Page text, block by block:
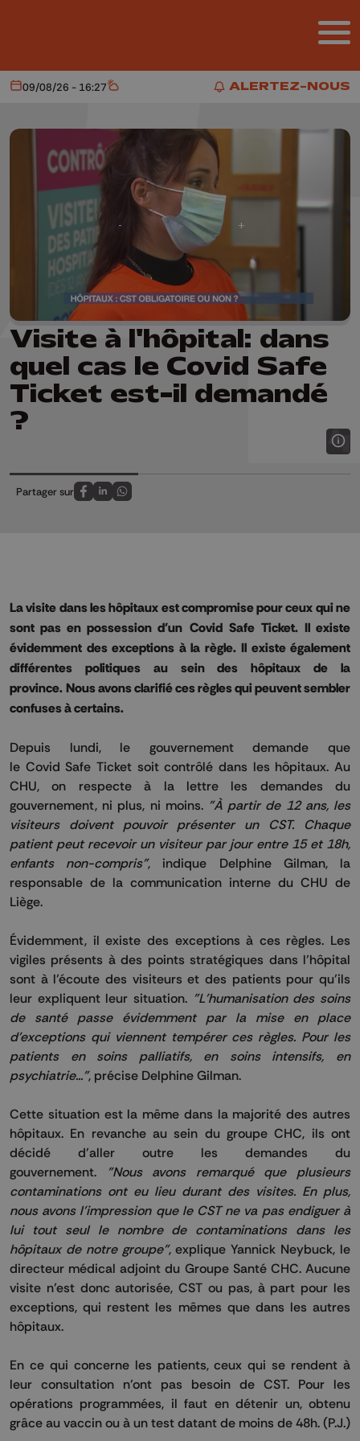
ALERTEZ-NOUS
ALERTEZ-NOUS
Aujourd'hui
09/08/26 - 16:27 Météo
Visite à l'hôpital: dans
quel cas le Covid Safe
Ticket est-il demandé
?
Partager sur
Partagez sur FaceBook
Partagez sur LinkedIn
Partagez sur Whatsapp
La visite dans les hôpitaux est compromise pour ceux qui ne
sont pas en possession d'un Covid SafeTicket.Il existe
évidemment des exceptions à la règle.Il existe également
différentes politiques au sein des hôpitaux de la
province.Nous avons clarifié ces règles qui peuvent sembler
confuses à certains.
Depuis lundi, le gouvernement demande que
le Covid Safe Ticket soit contrôlé dans les hôpitaux. Au
CHU, on respecte à la lettre les demandes du
gouvernement, ni plus, ni moins. "À partir de 12 ans, les
visiteurs doivent pouvoir présenter un CST.Chaque
patient peut recevoir un visiteur par jour entre 15 et 18h,
enfants non-compris", indique Delphine Gilman, la
responsable de la communication interne du CHU de
Liège.
Évidemment, il existe des exceptions à ces règles. Les
vigiles présents à des points stratégiques dans l’hôpital
sont à l’écoute des visiteurs et des patients pour qu’ils
leur expliquent leur situation. "L'humanisation des soins
de santé passe évidemment par la mise en place
d'exceptions qui viennent tempérer ces règles. Pour les
patients en soins palliatifs, en soins intensifs, en
psychiatrie...", précise Delphine Gilman.
Cette situation est la même dans la majorité des autres
hôpitaux. En revanche au sein du groupeCHC, ils ont
décidé d’aller outre les demandes du
gouvernement.
"Nous avons remarqué que plusieurs
contaminations ont eu lieu durant des visites. En plus,
nous avons l'impression que le CSTne va pas endiguer à
lui tout seul le nombre de contaminations dans les
hôpitaux de notre groupe", explique Yannick Neybuck, le
directeur médical adjoint du Groupe Santé CHC.Aucune
visite n’est donc autorisée,CST ou pas, à part pour les
exceptions, qui restent les mêmes que dans les autres
hôpitaux.
En ce qui concerne les patients, ceux qui se rendent à
leur consultation n’ont pas besoin de CST. Pour les
opérations programmées, il faut en détenir un, obtenu
grâce au vaccin ou à un test datant de moins de 48h. (P.J.)